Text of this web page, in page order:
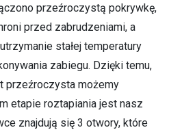
przeźroczystą pokrywkę,
przed zabrudzeniami, a
stałej temperatury
zabiegu. Dzięki temu,
przeźroczysta możemy
etapie roztapiania jest nasz
znajdują się 3 otwory, które